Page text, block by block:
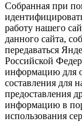
Собранная при
работу нашего
данного сайта,
передаваться
Российской
информацию для
составления для
предоставления
информацию в
использования